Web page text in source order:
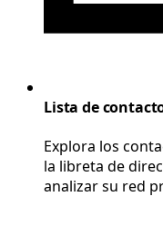
Lista de
Explora los
la libreta de
analizar su red